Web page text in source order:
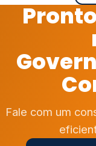
Fale com um